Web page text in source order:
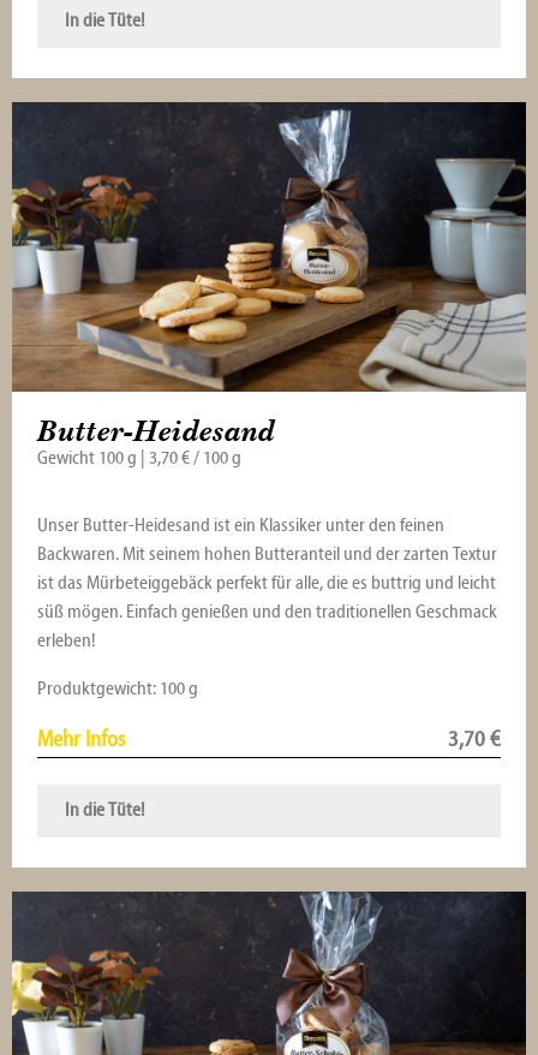
In die Tüte!
Butter-Heidesand
Gewicht 100 g | 3,70 € / 100 g
Unser Butter-Heidesand ist ein Klassiker unter den feinen
Backwaren. Mit seinem hohen Butteranteil und der zarten Textur
ist das Mürbeteiggebäck perfekt für alle, die es buttrig und leicht
süß mögen. Einfach genießen und den traditionellen Geschmack
erleben!
Produktgewicht: 100 g
Mehr Infos 3,70 €
In die Tüte!